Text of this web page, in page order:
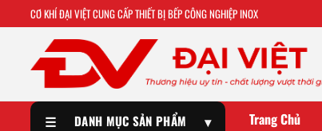
CƠ KHÍ ĐẠI VIỆT CUNG CẤP THIẾT BỊ BẾP CÔNG NGHIỆP INOX
☰ DANH MỤC SẢN PHẨM ▾ Trang Chủ